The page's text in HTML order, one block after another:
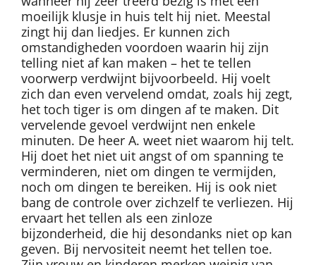
moeilijk klusje in huis telt hij niet. Meestal
zingt hij dan liedjes. Er kunnen zich
omstandigheden voordoen waarin hij zijn
telling niet af kan maken – het te tellen
voorwerp verdwijnt bijvoorbeeld. Hij voelt
zich dan even vervelend omdat, zoals hij zegt,
het toch tiger is om dingen af te maken. Dit
vervelende gevoel verdwijnt nen enkele
minuten. De heer A. weet niet waarom hij telt.
Hij doet het niet uit angst of om spanning te
verminderen, niet om dingen te vermijden,
noch om dingen te bereiken. Hij is ook niet
bang de controle over zichzelf te verliezen. Hij
ervaart het tellen als een zinloze
bijzonderheid, die hij desondanks niet op kan
geven. Bij nervositeit neemt het tellen toe.